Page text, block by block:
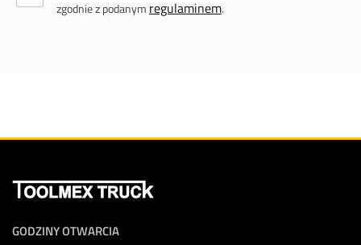
zgodnie z podanym regulaminem.
GODZINY OTWARCIA